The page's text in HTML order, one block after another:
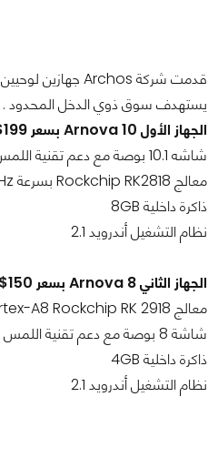
قدمت شركة Archos جهازين لوحيين
يستهدف سوق ذوي الدخل المحدود .
الجهاز الأول Arnova 10 بسعر 199$
شاشه 10.1 بوصة مع دعم تقنية اللمس المتعدد
معالج Rockchip RK2818 بسرعة 600MHz
ذاكرة داخلية 8GB
نظام التشغيل أندرويد 2.1
الجهاز الثاني Arnova 8 بسعر 150$
معالج ARM Cortex-A8 Rockchip RK 2918 بسرعة 1GHz
شاشة 8 بوصة مع دعم تقنية اللمس المتعدد
ذاكرة داخلية 4GB
نظام التشغيل أندرويد 2.1